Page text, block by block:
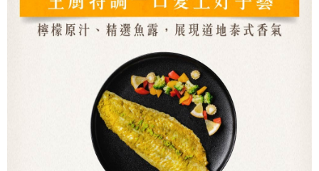
４．使用「AFTEE先享後付」時，將依據個別帳號之用戶狀況，依本公司即
時審查核予不同之上限額度；若仍有額度不足之情形，本公司將視審查結果
請求用戶進行身份認證。
恩沛科技股份有限公司將有權停止該用戶之使用額度並採取法律行動。